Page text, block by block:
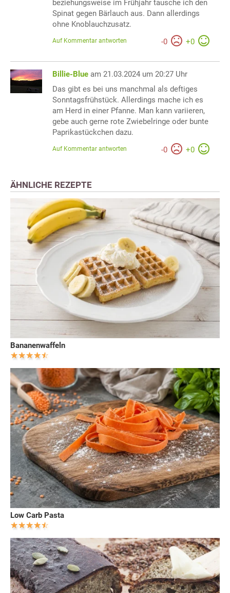
beziehungsweise im Frühjahr tausche ich den
Spinat gegen Bärlauch aus. Dann allerdings
ohne Knoblauchzusatz.
-0 +0
Auf Kommentar antworten
Billie-Blue am 21.03.2024 um 20:27 Uhr
Das gibt es bei uns manchmal als deftiges
Sonntagsfrühstück. Allerdings mache ich es
am Herd in einer Pfanne. Man kann variieren,
gebe auch gerne rote Zwiebelringe oder bunte
Paprikastückchen dazu.
-0 +0
Auf Kommentar antworten
ÄHNLICHE REZEPTE
Bananenwaffeln
Low Carb Pasta